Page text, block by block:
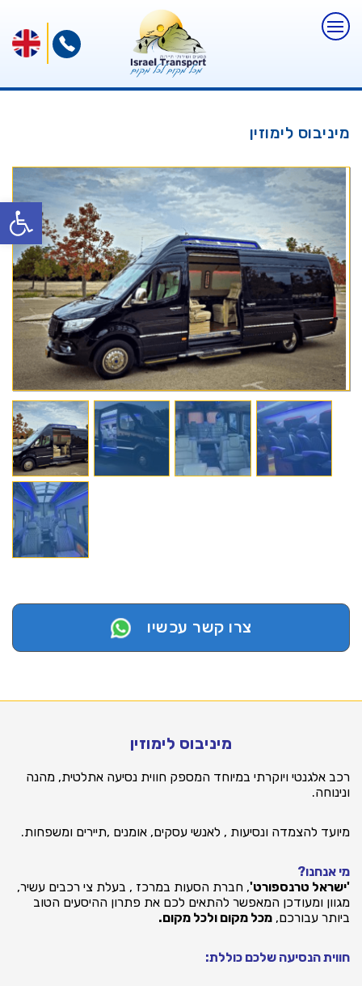
מיניבוס לימוזין
צרו קשר עכשיו
מיניבוס לימוזין
רכב אלגנטי ויוקרתי במיוחד המספק חווית נסיעה אתלטית, מהנה
ונינוחה.
מיועד להצמדה ונסיעות , לאנשי עסקים, אומנים ,תיירים ומשפחות.
מי אנחנו?
'ישראל טרנספורט', חברת הסעות במרכז , בעלת צי רכבים עשיר,
מגוון ומעודכן המאפשר להתאים לכם את פתרון ההיסעים הטוב
ביותר עבורכם, מכל מקום ולכל מקום.
חווית הנסיעה שלכם כוללת: